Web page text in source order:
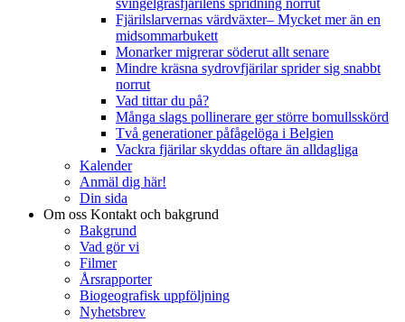
Fjärilslarvernas värdväxter– Mycket mer än en
midsommarbukett
Monarker migrerar söderut allt senare
Mindre kräsna sydrovfjärilar sprider sig snabbt
norrut
Vad tittar du på?
Många slags pollinerare ger större bomullsskörd
Två generationer påfågelöga i Belgien
Vackra fjärilar skyddas oftare än alldagliga
Kalender
Anmäl dig här!
Din sida
Om oss Kontakt och bakgrund
Bakgrund
Vad gör vi
Filmer
Årsrapporter
Biogeografisk uppföljning
Nyhetsbrev